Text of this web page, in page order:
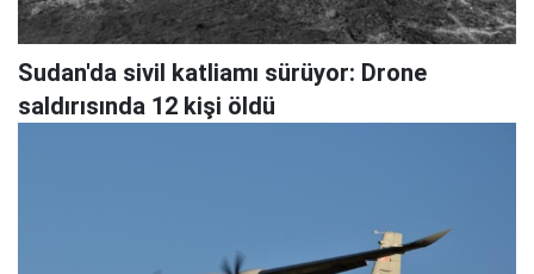
Sudan'da sivil katliamı sürüyor: Drone
saldırısında 12 kişi öldü